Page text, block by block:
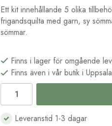
Ett kit innehållande 5 olika
frigandsquilta med garn, sy
sömmar.
Finns i lager för omgående
Finns även i vår butik i Uppsala
Leveranstid 1-3 dagar